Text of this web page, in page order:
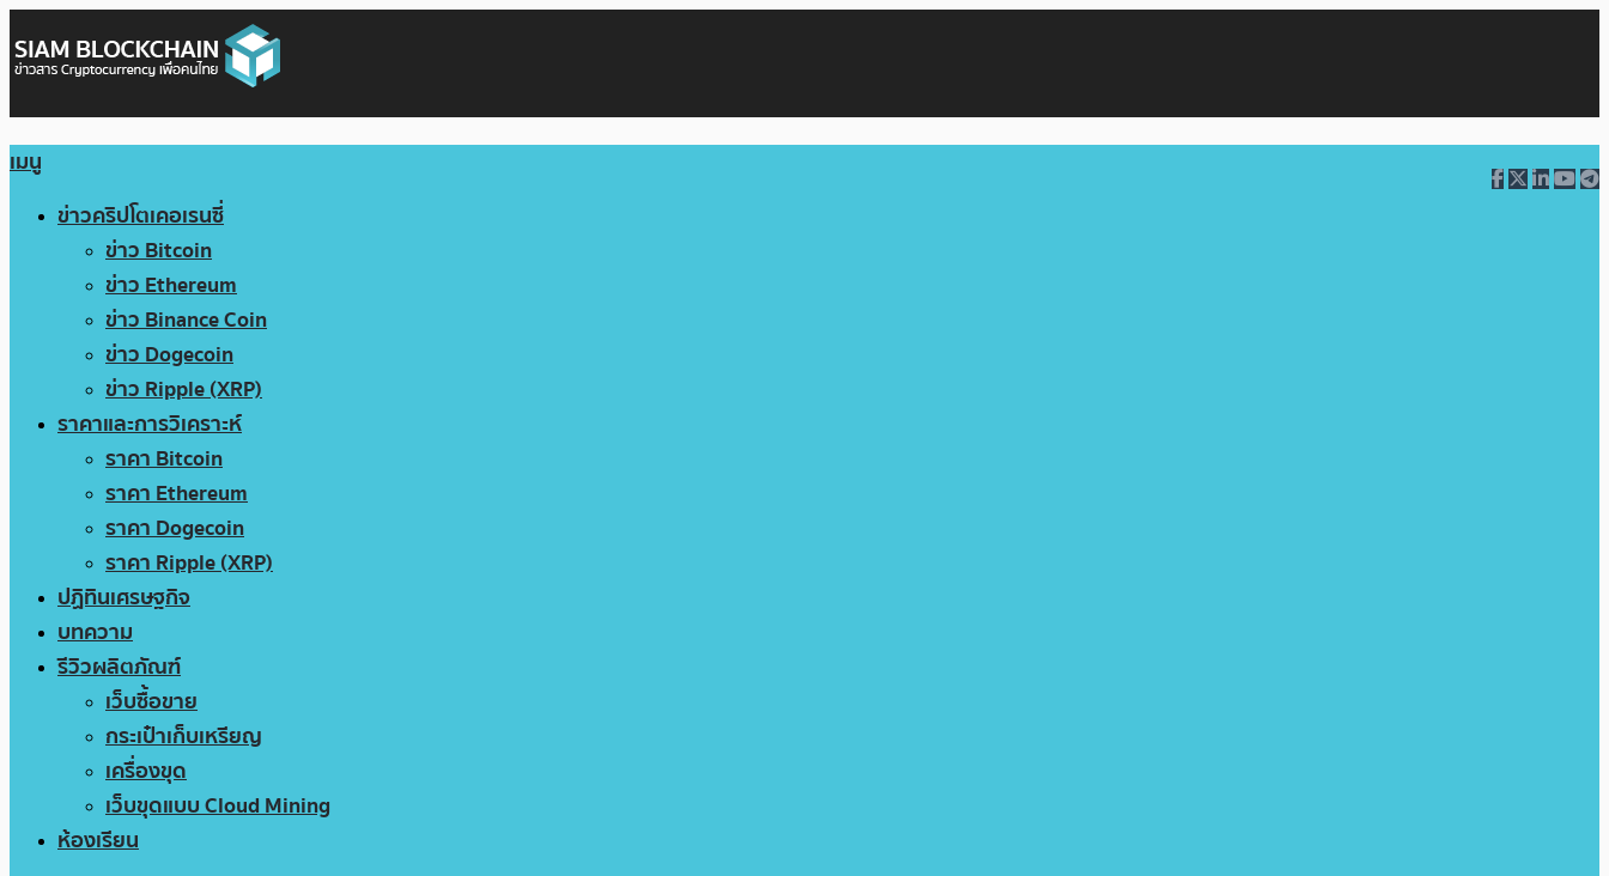
เมนู
ข่าวคริปโตเคอเรนซี่
ข่าว Bitcoin
ข่าว Ethereum
ข่าว Binance Coin
ข่าว Dogecoin
ข่าว Ripple (XRP)
ราคาและการวิเคราะห์
ราคา Bitcoin
ราคา Ethereum
ราคา Dogecoin
ราคา Ripple (XRP)
ปฏิทินเศรษฐกิจ
บทความ
รีวิวผลิตภัณฑ์
เว็บซื้อขาย
กระเป๋าเก็บเหรียญ
เครื่องขุด
เว็บขุดแบบ Cloud Mining
ห้องเรียน